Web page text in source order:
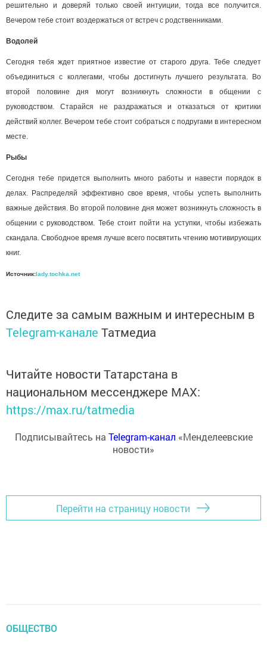
решительно и доверяй только своей интуиции, тогда все получится.
Вечером тебе стоит воздержаться от встреч с родственниками.
Водолей
Сегодня тебя ждет приятное известие от старого друга. Тебе следует
объединиться с коллегами, чтобы достигнуть лучшего результата. Во
второй половине дня могут возникнуть сложности в общении с
руководством. Старайся не раздражаться и отказаться от критики
действий коллег. Вечером тебе стоит собраться с подругами в интересном
месте.
Рыбы
Сегодня тебе придется выполнить много работы и навести порядок в
делах. Распределяй эффективно свое время, чтобы успеть выполнить
важные действия. Во второй половине дня может возникнуть сложность в
общении с руководством. Тебе стоит пойти на уступки, чтобы избежать
скандала. Свободное время лучше всего посвятить чтению мотивирующих
книг.
Источник:lady.tochka.net
Следите за самым важным и интересным в
Telegram-канале Татмедиа
Читайте новости Татарстана в
национальном мессенджере MАХ:
https://max.ru/tatmedia
Подписывайтесь на Telegram-канал «Менделеевские
новости»
Перейти на страницу новости
ОБЩЕСТВО